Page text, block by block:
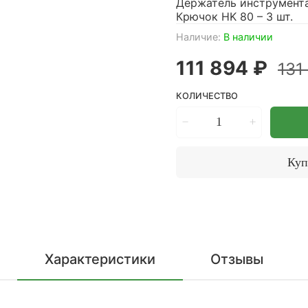
Наличие: В наличии
111 894 ₽
КОЛИЧЕСТВО
Крючок HK 80 – 3 шт.
Характеристики Отзывы